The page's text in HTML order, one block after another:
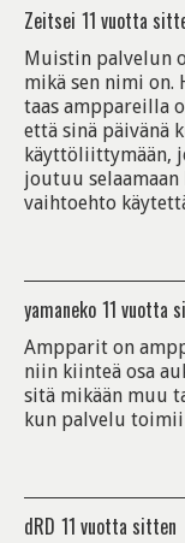
Zeitsei 11 vuotta
Muistin palvelun
mikä sen nimi
taas amppareilla
että sinä päivänä
käyttöliittymään,
joutuu
vaihtoehto
yamaneko 11 vuotta
Ampparit on
niin kiinteä osa
sitä mikään muu
kun palvelu
dRD 11 vuotta sitten